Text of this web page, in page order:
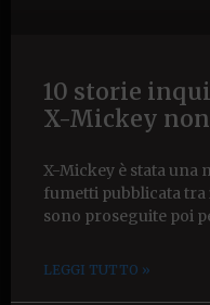
10 storie
X-Mickey
X-Mickey è stata una
fumetti pubblicata tra
sono proseguite poi
LEGGI TUTTO »